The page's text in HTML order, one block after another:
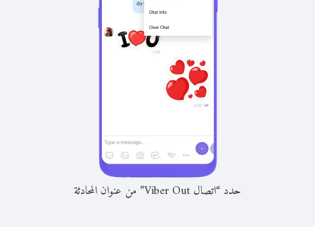
حدد “اتصال Viber Out” من عنوان المحادثة